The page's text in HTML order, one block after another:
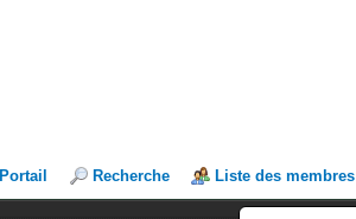
Portail Recherche Liste des membres